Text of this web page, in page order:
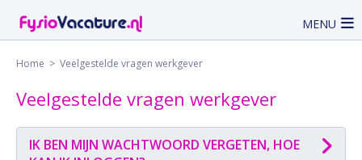
MENU
Home > Veelgestelde vragen werkgever
Veelgestelde vragen werkgever
IK BEN MIJN WACHTWOORD VERGETEN, HOE